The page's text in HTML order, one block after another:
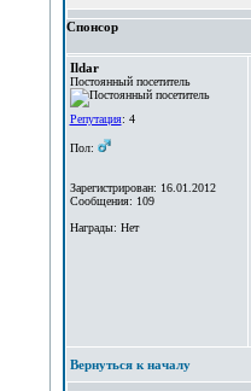
Спонсор
Ildar
Постоянный посетитель
Репутация: 4
Пол:
Зарегистрирован: 16.01.2012
Сообщения: 109
Награды: Нет
Вернуться к началу